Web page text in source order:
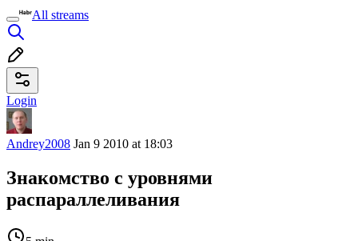
All streams
Login
Andrey2008 Jan 9 2010 at 18:03
Знакомство с уровнями
распараллеливания